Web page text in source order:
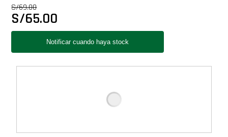
Star Wars Oferta
S/69.00
S/65.00